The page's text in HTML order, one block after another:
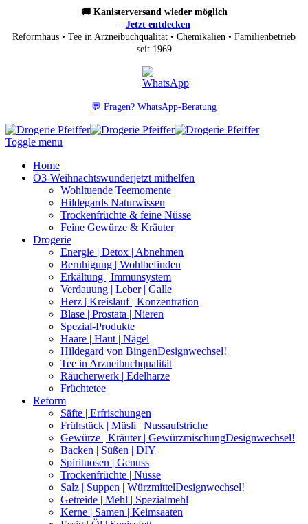
🚚 Kanisterversand wieder möglich
– Jetzt entdecken
Reformhaus • Tee in Arzneibuchqualität • Chemikalien • Familienbetrieb
seit 1969
💬 Fragen? WhatsApp-Beratung
Toggle menu
Home
Ö3-Weihnachtswunderjetzt mithelfen
Wohltuende Teemomente
Hildegards Naturwissen
Trockenfrüchte & feine Nüsse
Feine Gewürze & Kräuter
Drogerie
Energie | Detox | Abnehmen
Beruhigung | Wohlbefinden
Erkältung | Immunsystem
Verdauung | Leber | Galle
Herz | Kreislauf | Konzentration
Blase | Prostata | Nieren
Spezial-Produkte
Haare | Haut | Nägel
Hildegard von BingenDesignwechsel!
Tee in Arzneibuchqualität
Räucherwerk | Edelharze
Früchtetee
Reform
Säfte | Erfrischungen
Frühstück | Müsli | Nussaufstriche
Gewürze | Kräuter | GewürzmischungDesignwechsel!
Backen | Süßen | DIY
Spirituosen | Genuss
Trockenfrüchte | Nüsse
Salz | Suppen | WürzmittelDesignwechsel!
Getreide | Mehl | Spezialmehl
Kerne | Samen | Keimsaaten